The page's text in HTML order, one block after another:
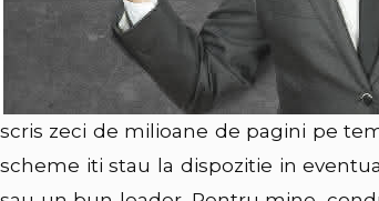
scris zeci de milioane de pagini pe
scheme iti stau la dispozitie in